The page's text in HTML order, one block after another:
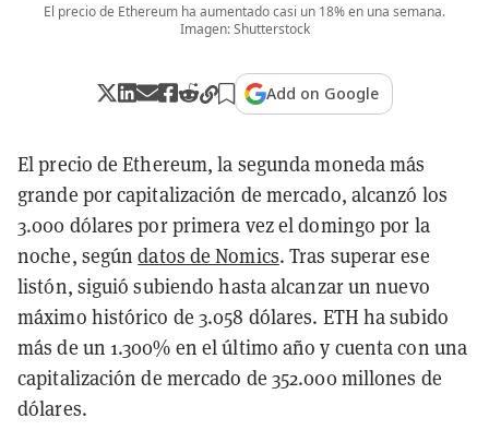
El precio de Ethereum ha aumentado casi un 18% en una semana.
Imagen: Shutterstock
Add on Google
El precio de Ethereum, la segunda moneda más
grande por capitalización de mercado, alcanzó los
3.000 dólares por primera vez el domingo por la
noche, segúndatos de Nomics. Tras superar ese
listón, siguió subiendo hasta alcanzar un nuevo
máximo histórico de 3.058 dólares. ETH ha subido
más de un 1.300% en el último año y cuenta con una
capitalización de mercado de 352.000 millones de
dólares.